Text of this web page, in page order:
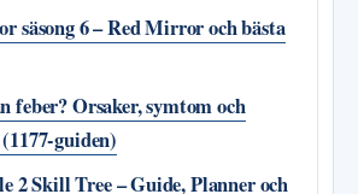
säsong 6 – Red Mirror och bästa
feber? Orsaker, symtom och
guiden)
2 Skill Tree – Guide, Planner och